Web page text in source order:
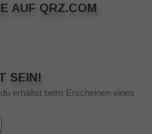
AUF QRZ.COM
SEIN!
erhältst beim Erscheinen eines